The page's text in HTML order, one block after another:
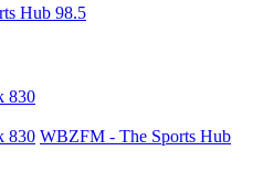
Hub 98.5
830
830 WBZFM - The Sports Hub